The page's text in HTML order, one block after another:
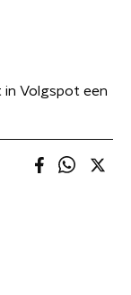
in Volgspot een